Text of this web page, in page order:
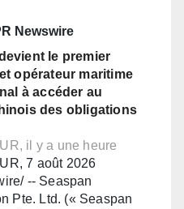
Newswire
le premier
opérateur maritime
à accéder au
des obligations
il y a une heure
7 août 2026
-- Seaspan
Pte. Ltd. (« Seaspan